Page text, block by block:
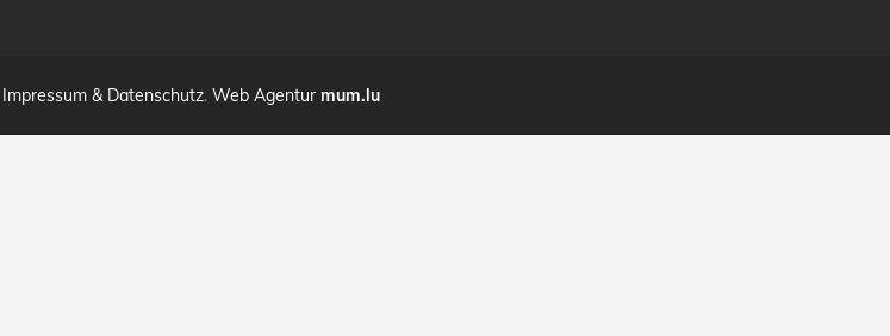
Impressum & Datenschutz. Web Agentur mum.lu